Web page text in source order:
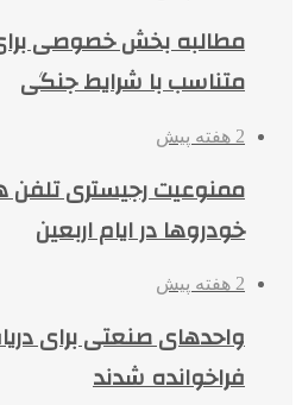
مطالبه بخش خصوصی
متناسب با شرایط جنگی
2 هفته پیش
ممنوعیت رجیستری تلفن
خودروها در ایام اربعین
2 هفته پیش
واحدهای صنعتی برای
فراخوانده شدند